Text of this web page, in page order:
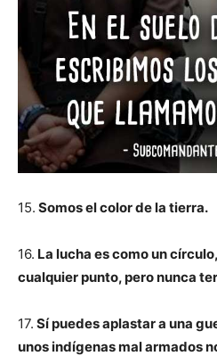
15. Somos el color de la tierra.
16. La lucha es como un
cualquier punto, pero nunca
17. Sí puedes aplastar a una
unos indígenas mal armados